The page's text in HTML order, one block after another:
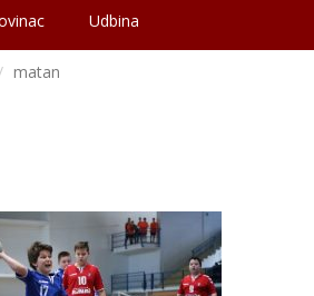
Udbina
matan